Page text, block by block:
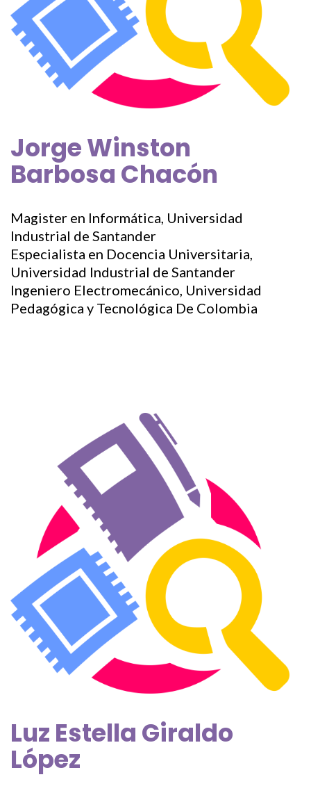
Jorge Winston
Barbosa Chacón
Magister en Informática, Universidad
Industrial de Santander
Especialista en Docencia Universitaria,
Universidad Industrial de Santander
Ingeniero Electromecánico, Universidad
Pedagógica y Tecnológica De Colombia
Luz Estella Giraldo
López